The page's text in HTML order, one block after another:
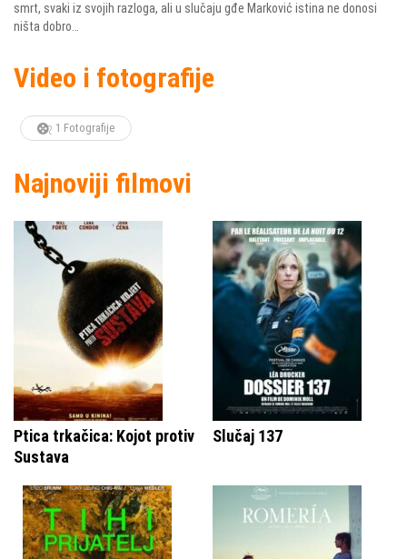
smrt, svaki iz svojih razloga, ali u slučaju gđe Marković istina ne donosi
ništa dobro…
Video i fotografije
1 Fotografije
Najnoviji filmovi
Ptica trkačica: Kojot protiv
Sustava
Slučaj 137